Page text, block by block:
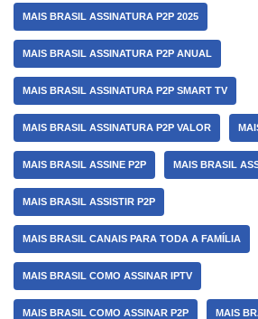
MAIS BRASIL ASSINATURA P2P 2025
MAIS BRASIL ASSINATURA P2P ANUAL
MAIS BRASIL ASSINATURA P2P SMART TV
MAIS BRASIL ASSINATURA P2P VALOR
MAIS BRASIL ASSINE P2P MAIS BRASIL
MAIS BRASIL ASSISTIR P2P
MAIS BRASIL CANAIS PARA TODA A FAMÍLIA
MAIS BRASIL COMO ASSINAR IPTV
MAIS BRASIL COMO ASSINAR P2P MAIS